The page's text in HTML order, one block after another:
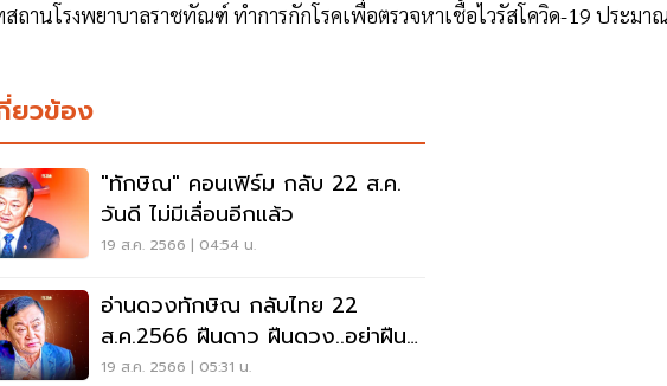
านโรงพยาบาลราชทัณฑ์ ทำการกักโรคเพื่อตรวจหาเชื้อไวรัสโควิด-19 ประมา
ยวข้อง
"ทักษิณ" คอนเฟิร์ม กลับ 22 ส.ค.
วันดี ไม่มีเลื่อนอีกแล้ว
19 ส.ค. 2566 | 04:54 น.
อ่านดวงทักษิณ กลับไทย 22
ส.ค.2566 ฝืนดาว ฝืนดวง..อย่าฝืน
พลังคน
19 ส.ค. 2566 | 05:31 น.